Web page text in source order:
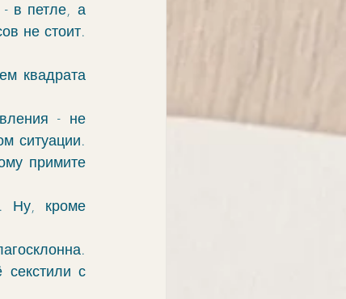
в петле, а
не стоит.
квадрата
- не
ситуации.
примите
Ну, кроме
секстили с